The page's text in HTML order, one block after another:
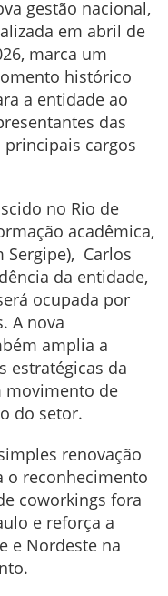
gestão nacional,
em abril de
marca um
histórico
a entidade ao
das
cargos
no Rio de
acadêmica,
Carlos
da entidade,
ocupada por
A nova
amplia a
estratégicas da
movimento de
do setor.
renovação
o reconhecimento
coworkings fora
e reforça a
e Nordeste na